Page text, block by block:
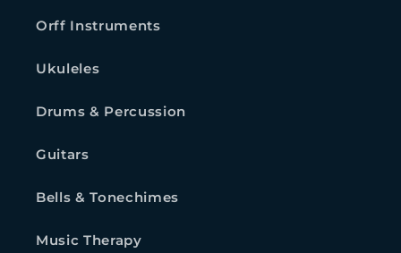
Orff Instruments
Ukuleles
Drums & Percussion
Guitars
Bells & Tonechimes
Music Therapy